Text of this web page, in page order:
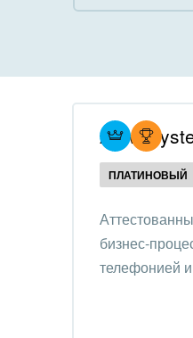
Внедрение
Интеграция с
Организация
Внедрение
процессов
Atevi
ПЛАТИНОВЫЙ
бизнес-
телефонией